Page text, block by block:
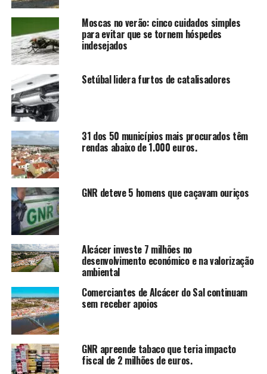
Moscas no verão: cinco cuidados simples
para evitar que se tornem hóspedes
indesejados
Setúbal lidera furtos de catalisadores
31 dos 50 municípios mais procurados têm
rendas abaixo de 1.000 euros.
GNR deteve 5 homens que caçavam ouriços
Alcácer investe 7 milhões no
desenvolvimento económico e na valorização
ambiental
Comerciantes de Alcácer do Sal continuam
sem receber apoios
GNR apreende tabaco que teria impacto
fiscal de 2 milhões de euros.